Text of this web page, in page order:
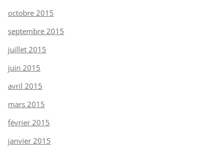
octobre 2015
septembre 2015
juillet 2015
juin 2015
avril 2015
mars 2015
février 2015
janvier 2015